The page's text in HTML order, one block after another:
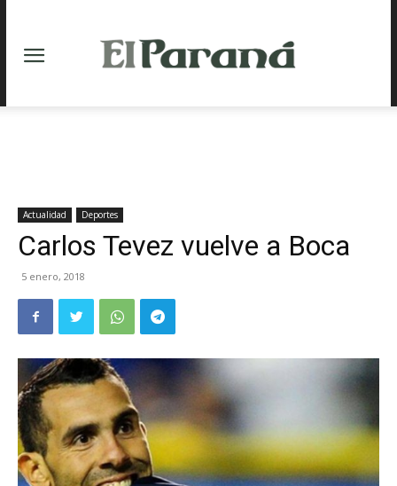
Actualidad Deportes
Carlos Tevez vuelve a Boca
5 enero, 2018